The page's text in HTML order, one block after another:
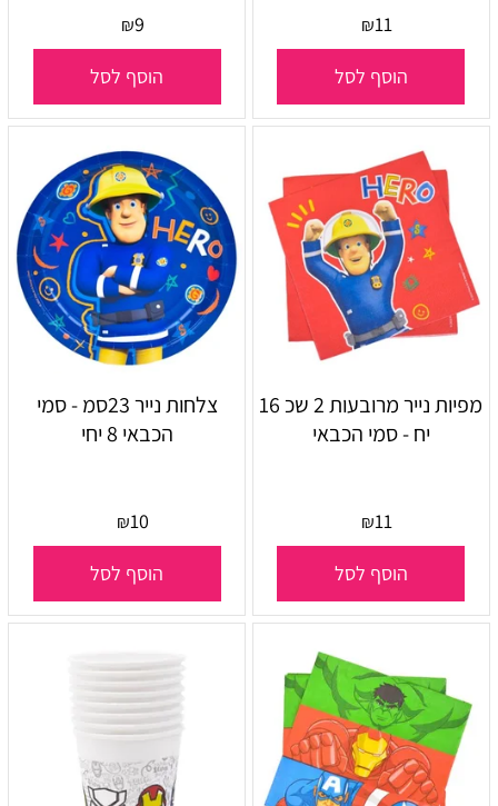
₪11
הוסף לסל
₪9
הוסף לסל
מפיות נייר מרובעות 2 שכ 16
יח - סמי הכבאי
₪11
הוסף לסל
צלחות נייר 23סמ - סמי
הכבאי 8 יחי
₪10
הוסף לסל